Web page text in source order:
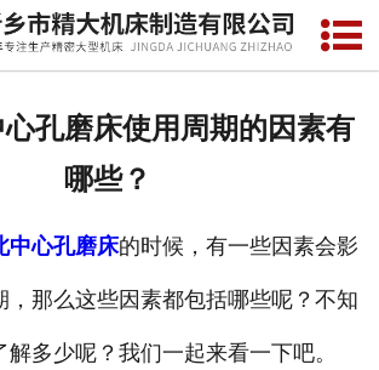
网站首页
视频中心
孔磨床使用周期的因素有
哪些？
中心孔磨床的时候，有一些因素会影
，那么这些因素都包括哪些呢？不知
多少呢？我们一起来看一下吧。